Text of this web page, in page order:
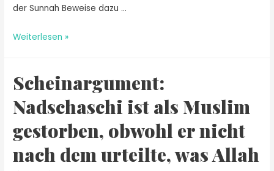
der Sunnah Beweise dazu …
Weiterlesen »
Scheinargument:
Nadschaschi ist als Muslim
gestorben, obwohl er nicht
nach dem urteilte, was Allah